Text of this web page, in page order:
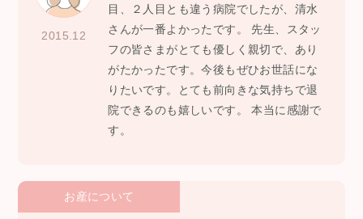
2015.12
目、２人目とも違う病院でしたが、清水
さんが一番よかったです。 先生、スタッ
フの皆さまがとても優しく親切で、あり
がたかったです。今後もぜひお世話にな
りたいです。とても前向きな気持ちで退
院できるのも嬉しいです。 本当に感謝で
す。
お産について